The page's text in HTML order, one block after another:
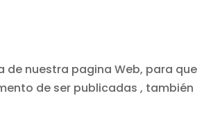
de nuestra pagina Web, para que
de ser publicadas , también